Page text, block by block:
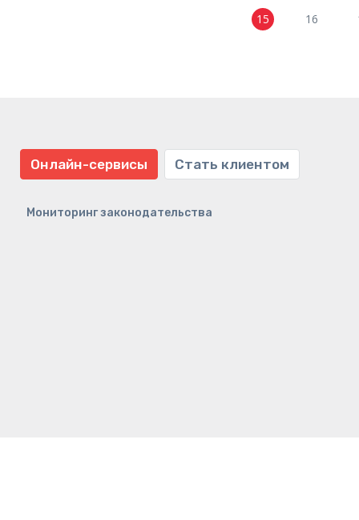
15 16
Онлайн-сервисы Стать клиентом
Мониторинг законодательства